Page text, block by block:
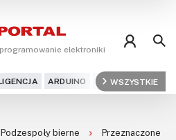
elektroniki
ARDUINO ARM AUDIO
WSZYSTKIE
Podzespoły bierne
Przeznaczone